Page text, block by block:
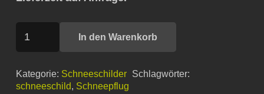
Hydraulisch
In den Warenkorb
Kategorie: Schneeschilder Schlagwörter:
schneeschild, Schneepflug